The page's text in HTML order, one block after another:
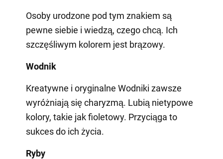
Osoby urodzone pod tym znakiem są
pewne siebie i wiedzą, czego chcą. Ich
szczęśliwym kolorem jest brązowy.
Wodnik
Kreatywne i oryginalne Wodniki zawsze
wyróżniają się charyzmą. Lubią nietypowe
kolory, takie jak fioletowy. Przyciąga to
sukces do ich życia.
Ryby